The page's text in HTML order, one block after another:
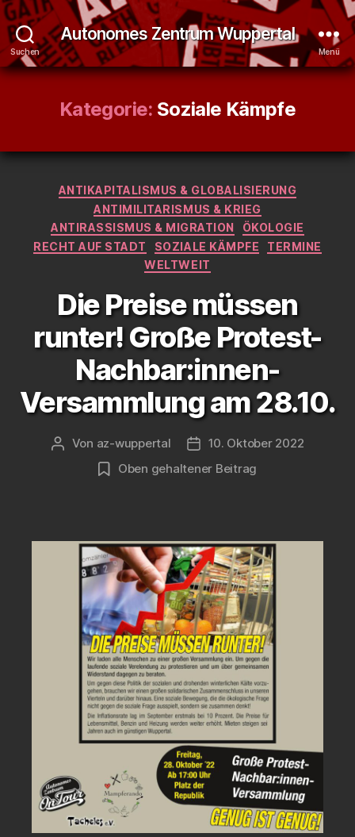
Suchen
Autonomes Zentrum Wuppertal
Menü
Kategorie: Soziale Kämpfe
Kategorien
ANTIKAPITALISMUS & GLOBALISIERUNG
ANTIMILITARISMUS & KRIEG
ANTIRASSISMUS & MIGRATION
ÖKOLOGIE
RECHT AUF STADT
SOZIALE KÄMPFE
TERMINE
WELTWEIT
Die Preise müssen
runter! Große Protest-
Nachbar:innen-
Versammlung am 28.10.
Beitragsautor
Von az-wuppertal Veröffentlichungsdatum
10. Oktober 2022
Oben gehaltener Beitrag